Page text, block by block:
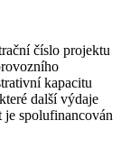
číslo projektu
kapacitu
další výdaje
spolufinancován